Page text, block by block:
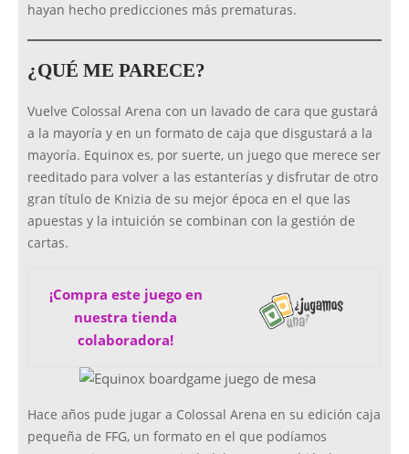
hayan hecho predicciones más prematuras.
¿QUÉ ME PARECE?
Vuelve Colossal Arena con un lavado de cara que gustará
a la mayoría y en un formato de caja que disgustará a la
mayoría. Equinox es, por suerte, un juego que merece ser
reeditado para volver a las estanterías y disfrutar de otro
gran título de Knizia de su mejor época en el que las
apuestas y la intuición se combinan con la gestión de
cartas.
¡Compra este juego en
nuestra tienda
colaboradora!
Hace años pude jugar a Colossal Arena en su edición caja
pequeña de FFG, un formato en el que podíamos